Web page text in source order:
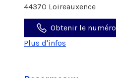
44370 Loireauxence
Obtenir le numéro
Plus d'infos